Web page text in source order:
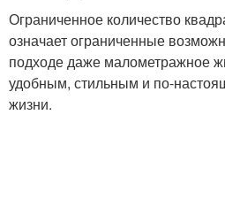
Ограниченное количество
означает ограниченные
подходе даже малометражное
удобным, стильным и по-
жизни.